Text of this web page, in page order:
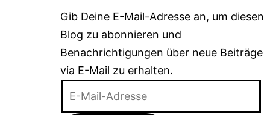
Gib Deine E-Mail-Adresse an, um diesen
Blog zu abonnieren und
Benachrichtigungen über neue Beiträge
via E-Mail zu erhalten.